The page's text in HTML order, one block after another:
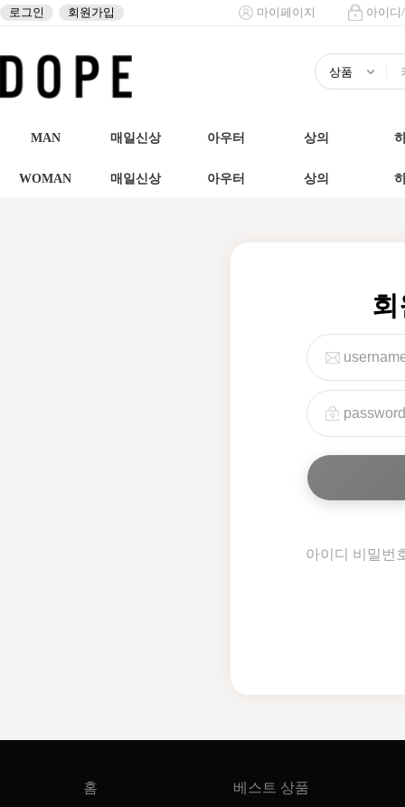
로그인 회원가입 마이페이지 아이디
MAN 매일신상 아우터 상의
WOMAN 매일신상 아우터 상의
아이디 비밀번
홈 베스트 상품